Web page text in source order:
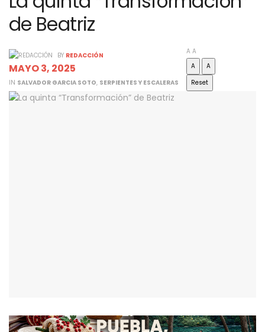
de Beatriz
BY REDACCIÓN
MAYO 3, 2025
IN SALVADOR GARCIA SOTO, SERPIENTES Y ESCALERAS
A A
A
A
Reset